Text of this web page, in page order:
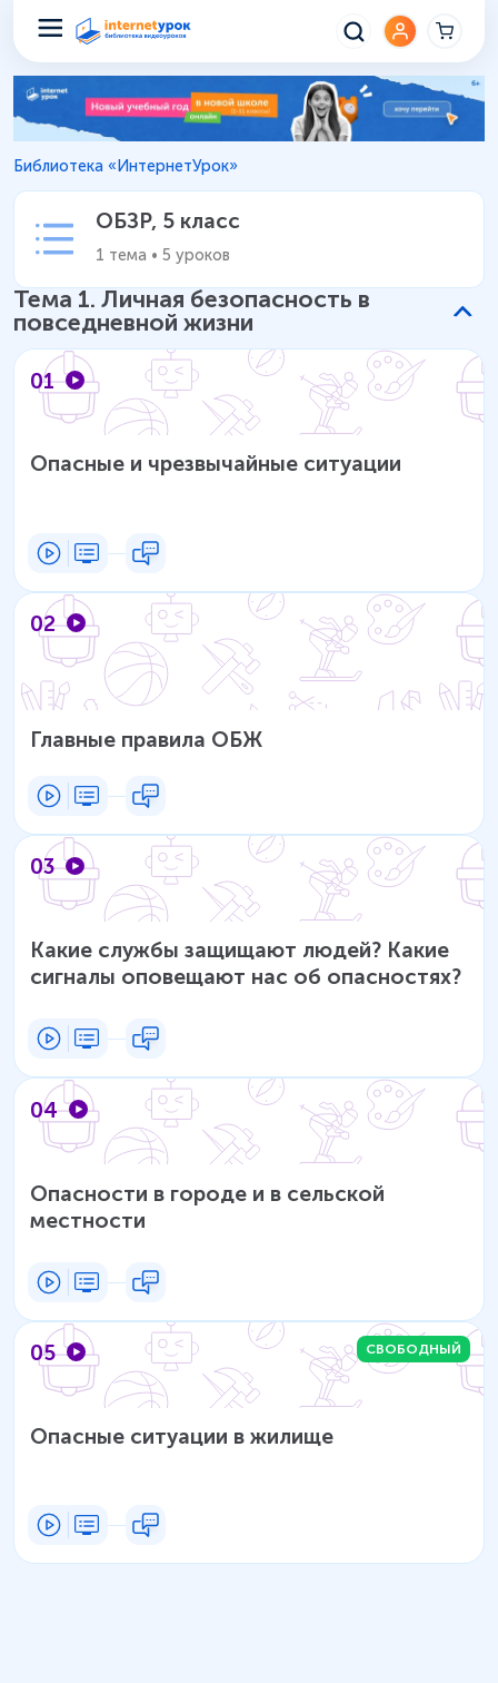
ОБЗР 5 класс – Уроки
Библиотека «ИнтернетУрок»
ОБЗР, 5 класс
1 тема • 5 уроков
Тема 1. Личная безопасность в
повседневной жизни
01
Опасные и чрезвычайные ситуации
02
Главные правила ОБЖ
03
Какие службы защищают людей? Какие
сигналы оповещают нас об опасностях?
04
Опасности в городе и в сельской
местности
05 СВОБОДНЫЙ
Опасные ситуации в жилище